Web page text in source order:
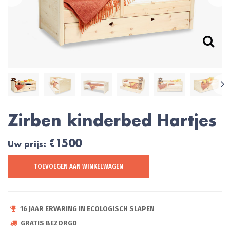
Zirben kinderbed Hartjes
Uw prijs: €1500
TOEVOEGEN AAN WINKELWAGEN
16 JAAR ERVARING IN ECOLOGISCH SLAPEN
GRATIS BEZORGD